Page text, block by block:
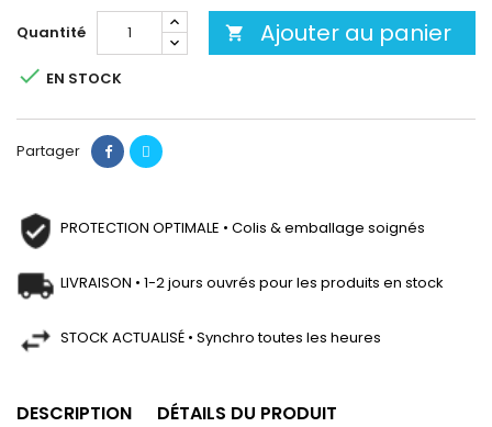
Quantité  Ajouter au panier
 EN STOCK
Partager
PROTECTION OPTIMALE • Colis & emballage soignés
LIVRAISON • 1-2 jours ouvrés pour les produits en stock
STOCK ACTUALISÉ • Synchro toutes les heures
DESCRIPTION
DÉTAILS DU PRODUIT